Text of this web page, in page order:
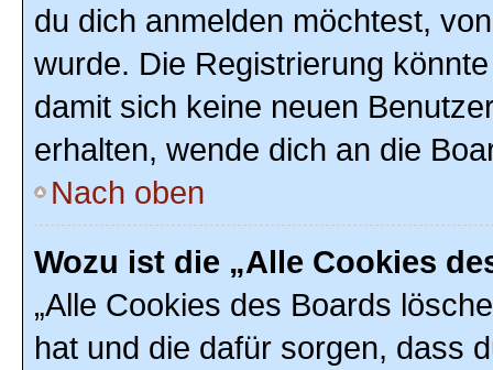
du dich anmelden möchtest,
wurde. Die Registrierung
damit sich keine neuen
erhalten, wende dich an die
Nach oben
Wozu ist die „Alle Cookies
„Alle Cookies des Boards
hat und die dafür sorgen, dass